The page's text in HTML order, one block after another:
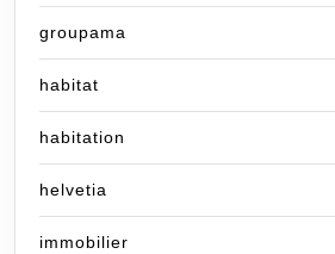
groupama
habitat
habitation
helvetia
immobilier